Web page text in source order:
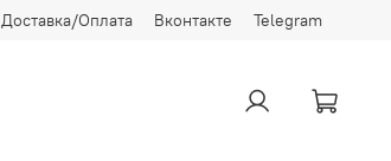
Доставка/Оплата Вконтакте Telegram